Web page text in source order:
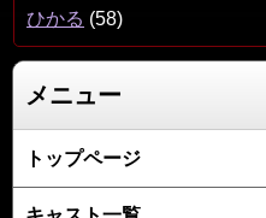
ひかる (58)
メニュー
トップページ